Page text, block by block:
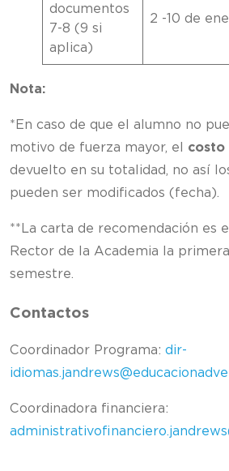
documentos
7-8 (9 si
aplica)
2 -10 de
Nota:
*En caso de que el alumno no
motivo de fuerza mayor, el costo
devuelto en su totalidad, no así
pueden ser modificados (fecha).
**La carta de recomendación es
Rector de la Academia la
semestre.
Contactos
Coordinador Programa: dir-
Coordinadora financiera: